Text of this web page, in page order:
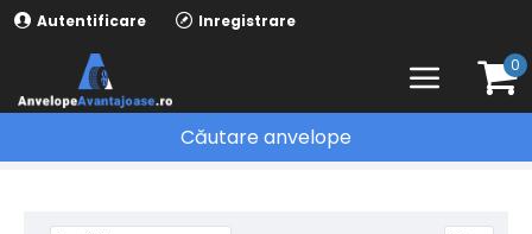
Autentificare Inregistrare
0
Căutare anvelope